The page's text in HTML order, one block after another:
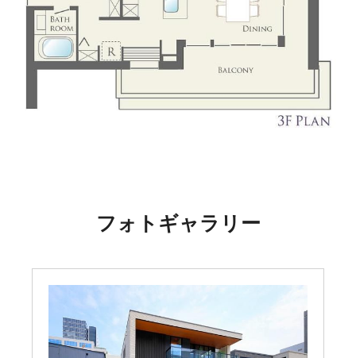
フォトギャラリー